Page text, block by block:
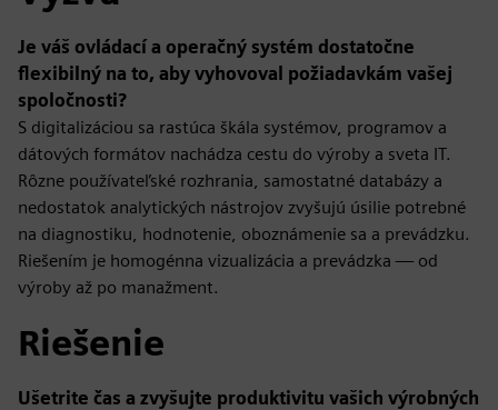
Je váš ovládací a operačný systém dostatočne
flexibilný na to, aby vyhovoval požiadavkám vašej
spoločnosti?
S digitalizáciou sa rastúca škála systémov, programov a
dátových formátov nachádza cestu do výroby a sveta IT.
Rôzne používateľské rozhrania, samostatné databázy a
nedostatok analytických nástrojov zvyšujú úsilie potrebné
na diagnostiku, hodnotenie, oboznámenie sa a prevádzku.
Riešením je homogénna vizualizácia a prevádzka — od
výroby až po manažment.
Riešenie
Ušetrite čas a zvyšujte produktivitu vašich výrobných